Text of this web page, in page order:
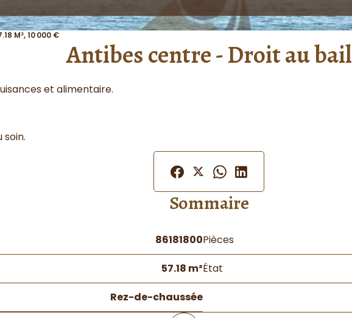
M², 10 000 €
Antibes centre - Droit au bail
et alimentaire.
Sommaire
86181800Pièces
57.18 m²État
Rez-de-chaussée